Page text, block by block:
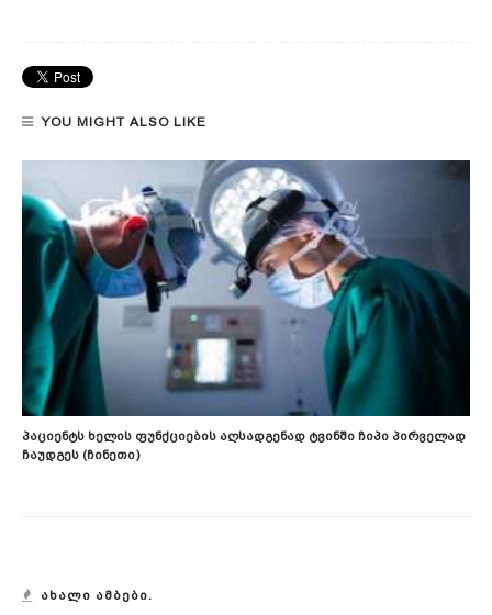
YOU MIGHT ALSO LIKE
Პაციენტს Ხელის Ფუნქციების Აღსადგენად Ტვინში Ჩიპი Პირველად
Ჩაუდგეს (ჩინეთი)
ᲐᲮᲐᲚᲘ ᲐᲛᲑᲔᲑᲘ.